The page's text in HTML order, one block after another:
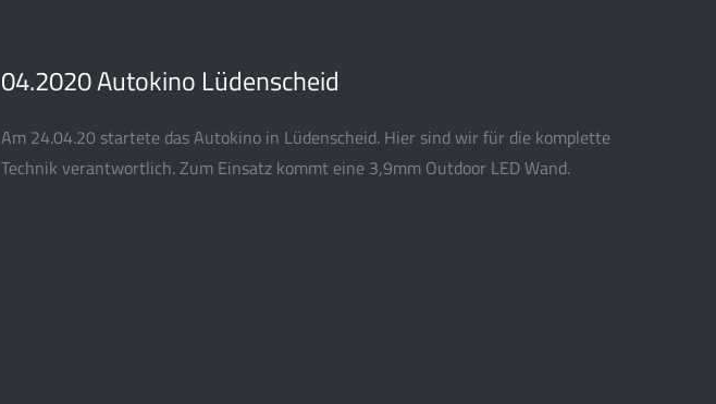
04.2020 Autokino Lüdenscheid
Am 24.04.20 startete das Autokino in Lüdenscheid. Hier sind wir für die komplette
Technik verantwortlich. Zum Einsatz kommt eine 3,9mm Outdoor LED Wand.